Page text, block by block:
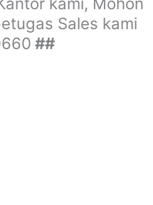
Sales kami
##